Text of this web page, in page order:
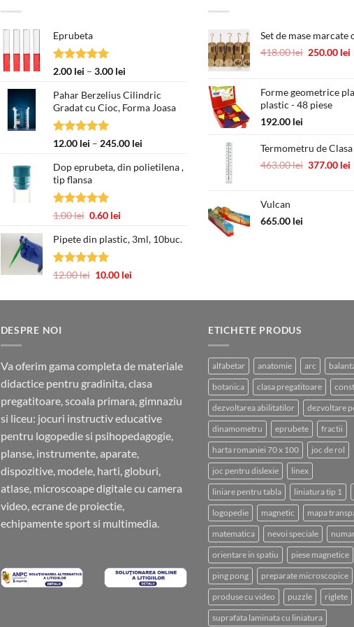
Eprubeta
Evaluat la
2.00 lei – 3.00 leiInterval
prețuri:
2.00 lei
3.00 lei
Pahar Berzelius Cilindric
Gradat cu Cioc, Forma Joasa
Evaluat la
12.00 lei – 245.00 leiInterval
prețuri:
Dop eprubeta, din polietilena ,
tip flansa
Evaluat la
1.00lei Prețul
a
fost:
0.60 leiPrețul
este:
Pipete din plastic, 3ml, 10buc.
Evaluat la
12.00lei Prețul
a
10.00 leiPrețul
este:
Set de mase marcate
418.00lei Prețul
fost:
418.00 lei.
250.00 lei
Forme geometrice
plastic - 48 piese
192.00 lei
Termometru de
463.00lei Prețul
377.00 lei
Vulcan
665.00 lei
DESPRE NOI
Va oferim gama completa de materiale
didactice pentru gradinita, clasa
pregatitoare, scoala primara, gimnaziu
si liceu: jocuri instructiv educative
pentru logopedie si psihopedagogie,
planse, instrumente, aparate,
dispozitive, modele, harti, globuri,
atlase, microscoape digitale cu camera
video, ecrane de proiectie,
echipamente sport si multimedia.
ETICHETE PRODUS
alfabetar anatomie arc
botanica clasa pregatitoare
dezvoltarea abilitatilor dezvoltare
dinamometru eprubete fractii
harta romaniei 70 x 100 joc de rol
joc pentru dislexie linex
liniare pentru tabla liniatura tip 1
logopedie magnetic mapa
matematica nevoi speciale
orientare in spatiu piese magnetice
ping pong preparate microscopice
produse cu video puzzle riglete
suprafata laminata cu liniatura